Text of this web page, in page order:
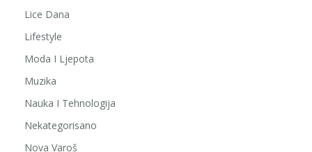
Lice Dana
Lifestyle
Moda I Ljepota
Muzika
Nauka I Tehnologija
Nekategorisano
Nova Varoš